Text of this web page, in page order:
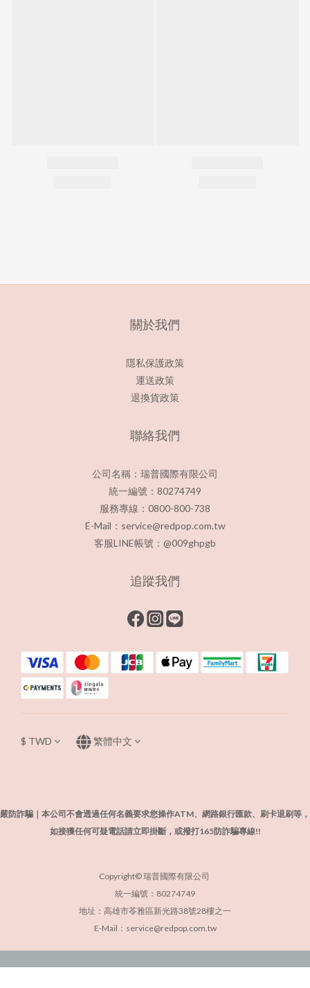
關於我們
隱私保護政策
運送政策
退換貨政策
聯絡我們
公司名稱：瑞普國際有限公司
統一編號：80274749
服務專線：0800-800-738
E-Mail：service@redpop.com.tw
客服LINE帳號：@009ghpgb
追蹤我們
$ TWD 繁體中文
嚴防詐騙｜本公司不會透過任何名義要求您操作ATM、網路銀行匯款、刷卡退刷等，
如接獲任何可疑電話請立即掛斷，或撥打165防詐騙專線!!
Copyright© 瑞普國際有限公司
統一編號：80274749
地址：高雄市苓雅區新光路38號28樓之一
E-Mail：service@redpop.com.tw